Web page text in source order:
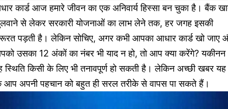
कार्ड आज हमारे जीवन का एक अनिवार्य हिस्सा बन चुका है। बैंक
से लेकर सरकारी योजनाओं का लाभ लेने तक, हर जगह इसकी
पड़ती है। लेकिन सोचिए, अगर कभी आपका आधार कार्ड खो जाए
उसका 12 अंकों का नंबर भी याद न हो, तो आप क्या करेंगे? यकीनन
स्थिति किसी के लिए भी तनावपूर्ण हो सकती है। लेकिन अच्छी खबर
आप अपनी पहचान को बहुत ही सरल तरीके से वापस पा सकते हैं।